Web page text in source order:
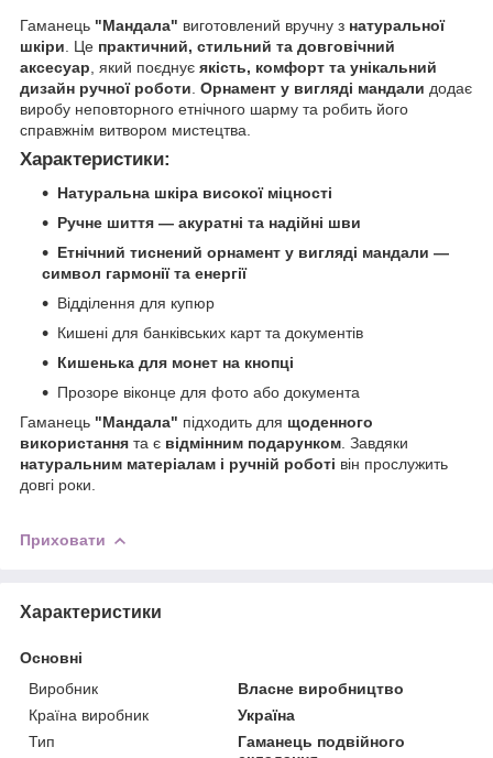
Гаманець "Мандала" виготовлений вручну з натуральної
шкіри . Це практичний, стильний та довговічний
аксесуар , який поєднує якість, комфорт та унікальний
дизайн ручної роботи Орнамент у вигляді мандали додає
виробу неповторного етнічного шарму та робить його
справжнім витвором мистецтва.
Характеристики:
Натуральна шкіра високої міцності
Ручне шиття — акуратні та надійні шви
Етнічний тиснений орнамент у вигляді мандали —
символ гармонії та енергії
Відділення для купюр
Кишені для банківських карт та документів
Кишенька для монет на кнопці
Прозоре віконце для фото або документа
Гаманець "Мандала" підходить для щоденного
використання та є відмінним подарунком . Завдяки
натуральним матеріалам і ручній роботі він прослужить
довгі роки.
Приховати
Характеристики
Основні
Виробник
Власне виробництво
Країна виробник
Україна
Тип
Гаманець подвійного